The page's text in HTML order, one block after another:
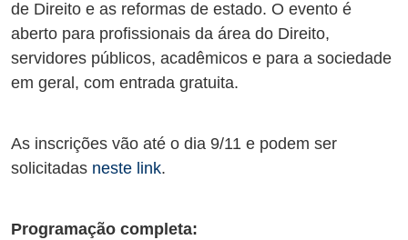
de Direito e as reformas de estado. O evento é
aberto para profissionais da área do Direito,
servidores públicos, acadêmicos e para a sociedade
em geral, com entrada gratuita.
As inscrições vão até o dia 9/11 e podem ser
solicitadas neste link.
Programação completa: